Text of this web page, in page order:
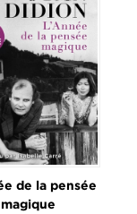
de la pensée
magique